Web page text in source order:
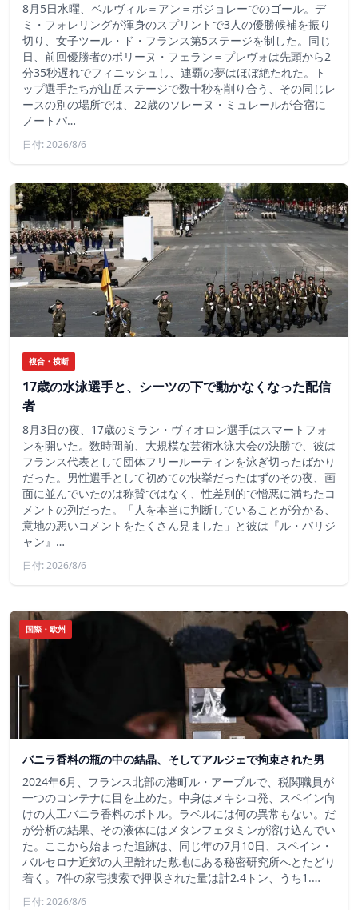
8月5日水曜、ベルヴィル＝アン＝ボジョレーでのゴール。デ
ミ・フォレリングが渾身のスプリントで3人の優勝候補を振り
切り、女子ツール・ド・フランス第5ステージを制した。同じ
日、前回優勝者のポリーヌ・フェラン＝プレヴォは先頭から2
分35秒遅れでフィニッシュし、連覇の夢はほぼ絶たれた。ト
ップ選手たちが山岳ステージで数十秒を削り合う、その同じレ
ースの別の場所では、22歳のソレーヌ・ミュレールが合宿に
ノートパ…
日付: 2026/8/6
複合・横断
17歳の水泳選手と、シーツの下で動かなくなった配信
者
8月3日の夜、17歳のミラン・ヴィオロン選手はスマートフォ
ンを開いた。数時間前、大規模な芸術水泳大会の決勝で、彼は
フランス代表として団体フリールーティンを泳ぎ切ったばかり
だった。男性選手として初めての快挙だったはずのその夜、画
面に並んでいたのは称賛ではなく、性差別的で憎悪に満ちたコ
メントの列だった。「人を本当に判断していることが分かる、
意地の悪いコメントをたくさん見ました」と彼は『ル・パリジ
ャン』…
日付: 2026/8/6
国際・欧州
バニラ香料の瓶の中の結晶、そしてアルジェで拘束された男
2024年6月、フランス北部の港町ル・アーブルで、税関職員が
一つのコンテナに目を止めた。中身はメキシコ発、スペイン向
けの人工バニラ香料のボトル。ラベルには何の異常もない。だ
が分析の結果、その液体にはメタンフェタミンが溶け込んでい
た。ここから始まった追跡は、同じ年の7月10日、スペイン・
バルセロナ近郊の人里離れた敷地にある秘密研究所へとたどり
着く。7件の家宅捜索で押収された量は計2.4トン、うち1.…
日付: 2026/8/6